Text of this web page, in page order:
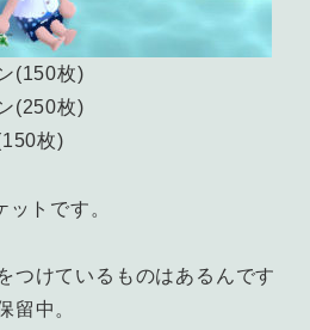
(150枚)
(250枚)
枚)
トです。
つけているものはあるんです
留中。